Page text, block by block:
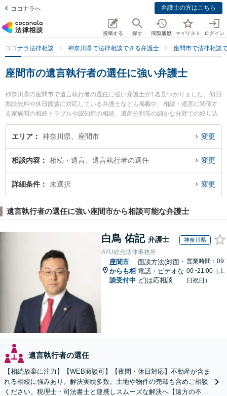
ココナラへ 弁護士の方はこちら
投稿する 探す 閲覧履歴 マイリスト ログイン
ココナラ法律相談 神奈川県で法律相談できる弁護士 座間市で法律相談
座間市の遺言執行者の選任に強い弁護士
神奈川県の座間市で遺言執行者の選任に強い弁護士が1名見つかりました。初回
面談無料や休日面談に対応している弁護士なども掲載中。相続・遺言に関係す
る家族間の相続トラブルや認知症の相続、遺産分割等の細かな分野での絞り込
み検索もでき便利です。特に今西法律事務所の今西 隆彦弁護士のプロフィール
情報や弁護士費用、強みなどが注目されています。『座間市で土日や夜間に発
談無料で遺言執行者の選任を法律相談できる座間市内の弁護士に相談予約した
い』などでお困りの相談者さんにおすすめです。
エリア 神奈川県、座間市 変更
相談内容 相続・遺言、遺言執行者の選任 変更
詳細条件 未選択 変更
遺言執行者の選任に強い座間市から相談可能な弁護士
白鳥 佑記 弁護士 神奈川県
AYU総合法律事務所
座間市
からも相
談受付中
面談方法(対面・
電話・ビデオな
ど)は応相談
営業時間：09:
00~21:00（土
日祝日）
遺言執行者の選任
【相続放棄に注力】【WEB面談可】【夜間・休日対応】不動産が含ま
れる相続に強みあり。解決実績多数。土地や物件の売却も含めご相談
ください。税理士・司法書士と連携しスムーズな解決へ【遠方の不動